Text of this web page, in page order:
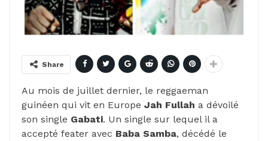
Share
Au mois de juillet dernier, le reggaeman
guinéen qui vit en Europe Jah Fullah a dévoilé
son single Gabati. Un single sur lequel il a
accepté feater avec Baba Samba, décédé le